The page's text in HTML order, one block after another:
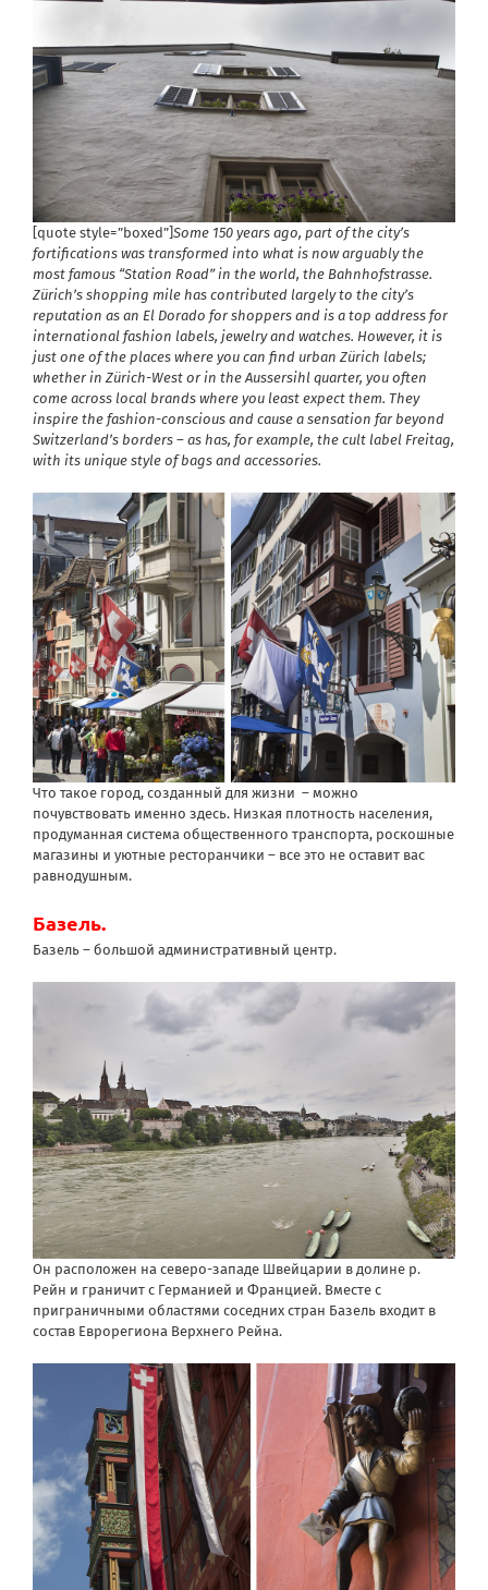
[quote style=”boxed”] Some 150 years ago, part of the city’s
fortifications was transformed into what is now arguably the
most famous “Station Road” in the world, the Bahnhofstrasse.
Zürich’s shopping mile has contributed largely to the city’s
reputation as an El Dorado for shoppers and is a top address for
international fashion labels, jewelry and watches. However, it is
just one of the places where you can find urban Zürich labels;
whether in Zürich-West or in the Aussersihl quarter, you often
come across local brands where you least expect them. They
inspire the fashion-conscious and cause a sensation far beyond
Switzerland’s borders – as has, for example, the cult label Freitag,
with its unique style of bags and accessories.
Что такое город, созданный для жизни – можно
почувствовать именно здесь. Низкая плотность населения,
продуманная система общественного транспорта, роскошные
магазины и уютные ресторанчики – все это не оставит вас
равнодушным.
Базель.
Базель – большой административный центр.
Он расположен на северо-западе Швейцарии в долине р.
Рейн и граничит с Германией и Францией. Вместе с
приграничными областями соседних стран Базель входит в
состав Еврорегиона Верхнего Рейна.